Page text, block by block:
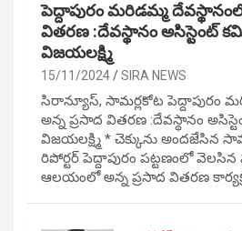
పెద్దాపురం మరిడమ్మ
వితరణ :దేవస్థానం అసిస్టెంట్
విజయలక్ష్మి
15/11/2024 SIRA NEWS
సిరాన్యూస్, సామర్లకోట పెద్దాపురం
అన్న ప్రసాద వితరణ :దేవస్థానం
విజయలక్ష్మి * చెక్కును అందజేసిన
రిపోర్టర్ పెద్దాపురం పట్టణంలో
ఆలయంలో అన్న ప్రసాద వితరణ